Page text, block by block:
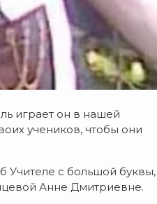
играет он в нашей
учеников, чтобы они
Учителе с большой буквы,
Анне Дмитриевне.